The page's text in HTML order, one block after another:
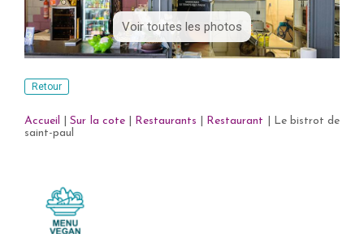
Voir toutes les photos
Retour
Accueil |Sur la cote| Restaurants Restaurant
Le bistrot de
saint-paul